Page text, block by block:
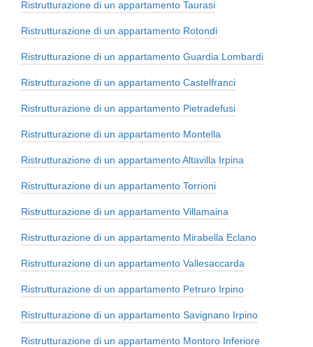
Ristrutturazione di un appartamento Taurasi
Ristrutturazione di un appartamento Rotondi
Ristrutturazione di un appartamento Guardia Lombardi
Ristrutturazione di un appartamento Castelfranci
Ristrutturazione di un appartamento Pietradefusi
Ristrutturazione di un appartamento Montella
Ristrutturazione di un appartamento Altavilla Irpina
Ristrutturazione di un appartamento Torrioni
Ristrutturazione di un appartamento Villamaina
Ristrutturazione di un appartamento Mirabella Eclano
Ristrutturazione di un appartamento Vallesaccarda
Ristrutturazione di un appartamento Petruro Irpino
Ristrutturazione di un appartamento Savignano Irpino
Ristrutturazione di un appartamento Montoro Inferiore